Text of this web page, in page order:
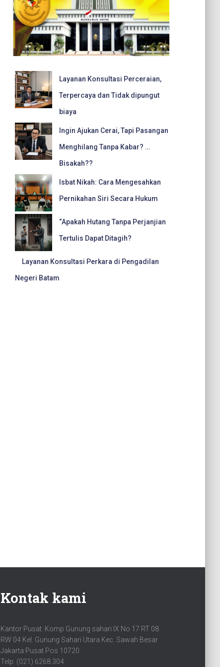
Layanan Konsultasi Perceraian,
Terpercaya dan Tidak dipungut
biaya
Ingin Ajukan Cerai, Tapi Pasangan
Menghilang Tanpa Kabar? …
Bisakah??
Isbat Nikah: Cara Mengesahkan
Pernikahan Siri Secara Hukum
“Apakah Hutang Tanpa Perjanjian
Tertulis Dapat Ditagih?
Layanan Konsultasi Perkara di Pengadilan
Negeri Batam
Kontak kami
Kantor Pusat. Komp Gunung sahari IX No 17 RT 08
RW 04 Kel. Gunung Sahari Utara Kec. Sawah Besar
Jakarta Pusat Pos 10720
Telp: (021) 6268 304